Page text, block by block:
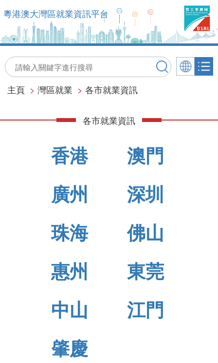
粵港澳大灣區就業資訊平台
主頁 > 灣區就業 > 各市就業資訊
各市就業資訊
香港
澳門
廣州
深圳
珠海
佛山
惠州
東莞
中山
江門
肇慶